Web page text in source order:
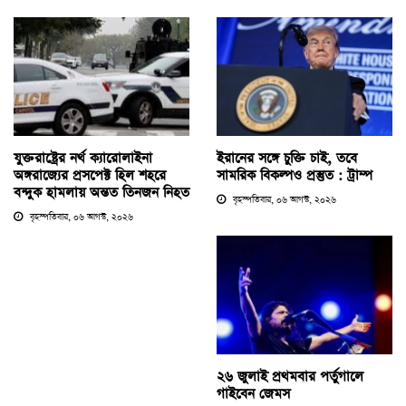
যুক্তরাষ্ট্রের নর্থ ক্যারোলাইনা
অঙ্গরাজ্যের প্রসপেক্ট হিল শহরে
বন্দুক হামলায় অন্তত তিনজন নিহত
বৃহস্পতিবার, ০৬ আগস্ট, ২০২৬
ইরানের সঙ্গে চুক্তি চাই, তবে
সামরিক বিকল্পও প্রস্তুত : ট্রাম্প
বৃহস্পতিবার, ০৬ আগস্ট, ২০২৬
২৬ জুলাই প্রথমবার পর্তুগালে
গাইবেন জেমস